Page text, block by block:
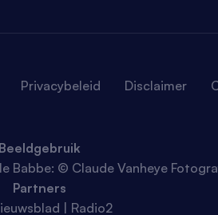
Privacybeleid Disclaimer
Beeldgebruik
Babbe: © Claude Vanheye
Partners
| Radio2